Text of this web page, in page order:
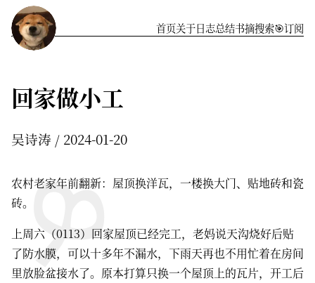
首页关于️日志总结书摘搜索🎯订阅
回家做小工
吴诗涛 2024-01-20
农村老家年前翻新：屋顶换洋瓦，一楼换大门、贴地砖和瓷
砖。
上周六（0113）回家屋顶已经完工，老妈说天沟烧好后贴
了防水膜，可以十多年不漏水，下雨天再也不用忙着在房间
里放脸盆接水了。原本打算只换一个屋顶上的瓦片，开工后